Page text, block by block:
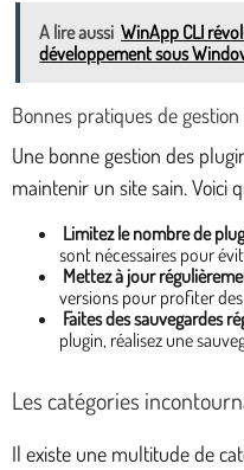
A lire aussi WinApp CLI
développement sous
Bonnes pratiques de
Une bonne gestion des
maintenir un site sain. Voici
Limitez le nombre de
sont nécessaires pour
Mettez à jour
versions pour profiter
Faites des sauvegardes
plugin, réalisez une
Les catégories
Il existe une multitude de